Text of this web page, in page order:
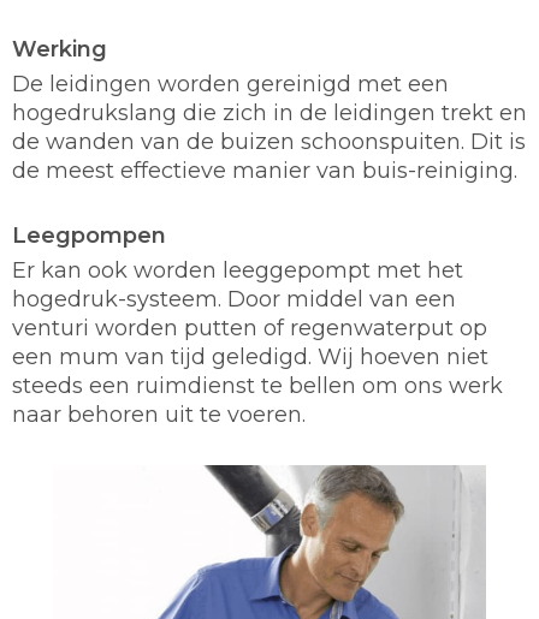
Werking
De leidingen worden gereinigd met een
hogedrukslang die zich in de leidingen trekt en
de wanden van de buizen schoonspuiten. Dit is
de meest effectieve manier van buis-reiniging.
Leegpompen
Er kan ook worden leeggepompt met het
hogedruk-systeem. Door middel van een
venturi worden putten of regenwaterput op
een mum van tijd geledigd. Wij hoeven niet
steeds een ruimdienst te bellen om ons werk
naar behoren uit te voeren.